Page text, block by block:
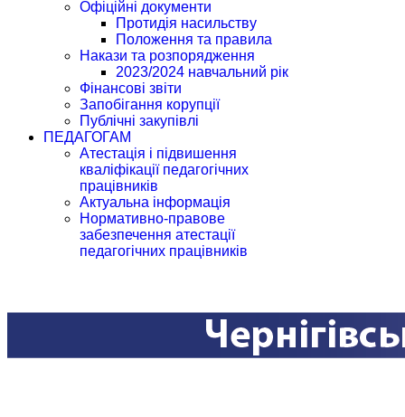
Офіційні документи
Протидія насильству
Положення та правила
Накази та розпорядження
2023/2024 навчальний рік
Фінансові звіти
Запобігання корупції
Публічні закупівлі
ПЕДАГОГАМ
Атестація і підвишення
кваліфікації педагогічних
працівників
Актуальна інформація
Нормативно-правове
забезпечення атестації
педагогічних працівників